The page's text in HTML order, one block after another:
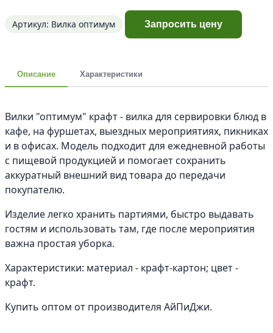
Артикул: Вилка оптимум Запросить цену
Описание Характеристики
Вилки "оптимум" крафт - вилка для сервировки блюд в
кафе, на фуршетах, выездных мероприятиях, пикниках
и в офисах. Модель подходит для ежедневной работы
с пищевой продукцией и помогает сохранить
аккуратный внешний вид товара до передачи
покупателю.
Изделие легко хранить партиями, быстро выдавать
гостям и использовать там, где после мероприятия
важна простая уборка.
Характеристики: материал - крафт-картон; цвет -
крафт.
Купить оптом от производителя АйПиДжи.